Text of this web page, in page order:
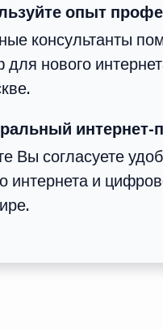
опыт
консультанты
для нового
интернет-
Вы согласуете
интернета и